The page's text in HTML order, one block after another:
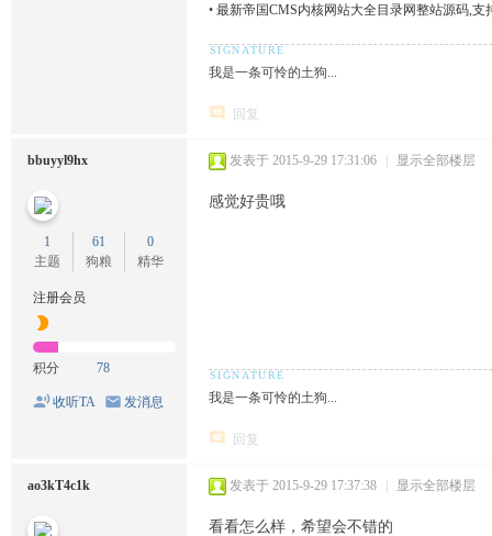
• 最新帝国CMS内核网站大全目录网整站源码,
我是一条可怜的土狗...
回复
bbuyyl9hx
1
主题
61
狗粮
0
精华
注册会员
积分 78
收听TA 发消息
发表于 2015-9-29 17:31:06 | 显示全部楼层
感觉好贵哦
我是一条可怜的土狗...
回复
ao3kT4c1k 发表于 2015-9-29 17:37:38 | 显示全部楼层
看看怎么样，希望会不错的